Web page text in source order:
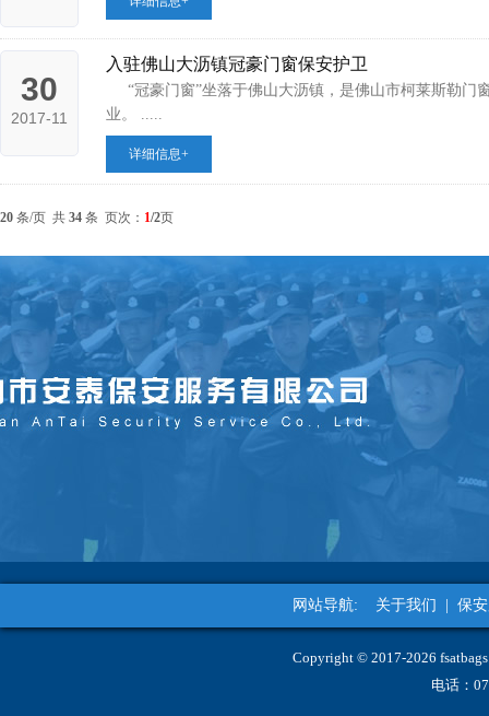
30
2017-11
入驻佛山大沥镇冠豪门窗保安护卫
“冠豪门窗”坐落于佛山大沥镇，是佛山市柯莱斯勒门
业。 .....
详细信息+
20 条/页 共 34 条 页次： 1/2页
网站导航: 关于我们 保
Copyright © 2017-2026
电话：